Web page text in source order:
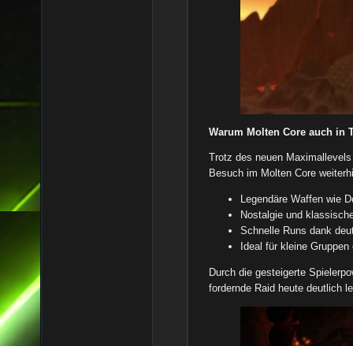
Warum Molten Core auch in
Trotz des neuen
Besuch im Molten Core
Legendäre Waffen wie
Nostalgie und
Schnelle Runs dank
Ideal für kleine
Durch die gesteigerte
fordernde Raid heute deutlich